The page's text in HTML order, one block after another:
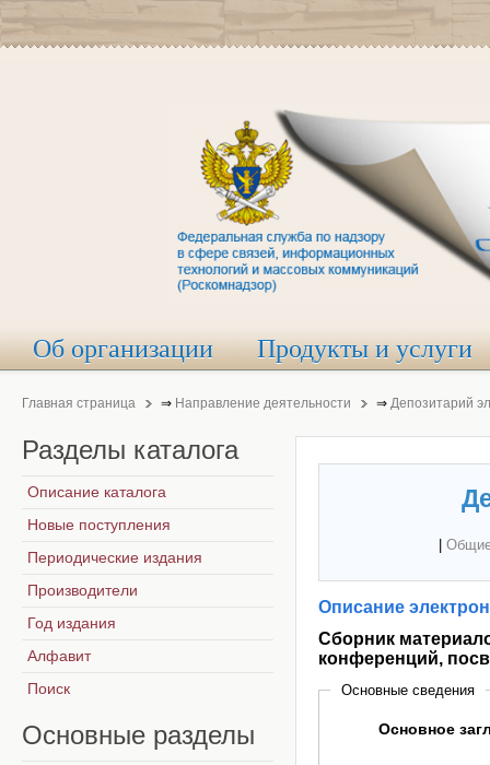
Об организации Продукты и услуги
Главная страница ⇒ Направление деятельности ⇒ Депозитарий
Описание
Сборник
конференций,
Основные сведения
Основное
Разделы каталога
Описание каталога
Новые поступления
Периодические издания
Производители
Год издания
Алфавит
Поиск
Основные разделы